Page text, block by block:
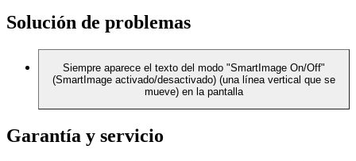
Solución de problemas
Siempre aparece el texto del modo "SmartImage On/Off"
(SmartImage activado/desactivado) (una línea vertical que se
mueve) en la pantalla
Garantía y servicio